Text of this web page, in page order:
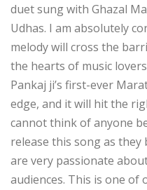
duet sung with Ghazal
Udhas. I am absolutely
melody will cross the
the hearts of music
Pankaj ji’s first-ever
edge, and it will hit the
cannot think of anyone
release this song as
are very passionate
audiences. This is one of